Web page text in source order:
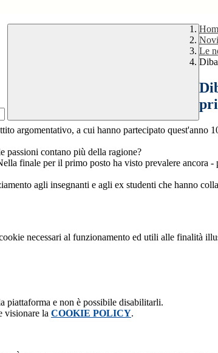
Le
argomentativo, a cui hanno partecipato
passioni contano più della ragione?
finale per il primo posto ha visto prevalere
agli insegnanti e agli ex studenti che hanno
necessari al funzionamento ed utili alle finalità
piattaforma e non è possibile disabilitarli.
visionare la COOKIE POLICY.